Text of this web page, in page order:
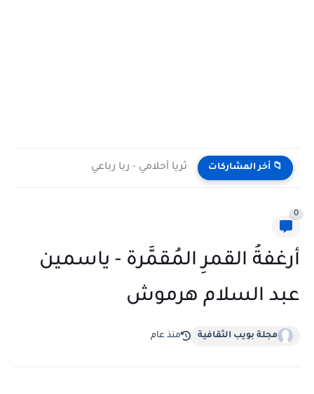
📁 أخر المشاركات ثريا أحلامي - ربا رباعي
0
أرغفةُ القمرِ المُقمَّرة - ياسمين
عبد السلام هرموش
مجلة بويب الثقافية منذ عام